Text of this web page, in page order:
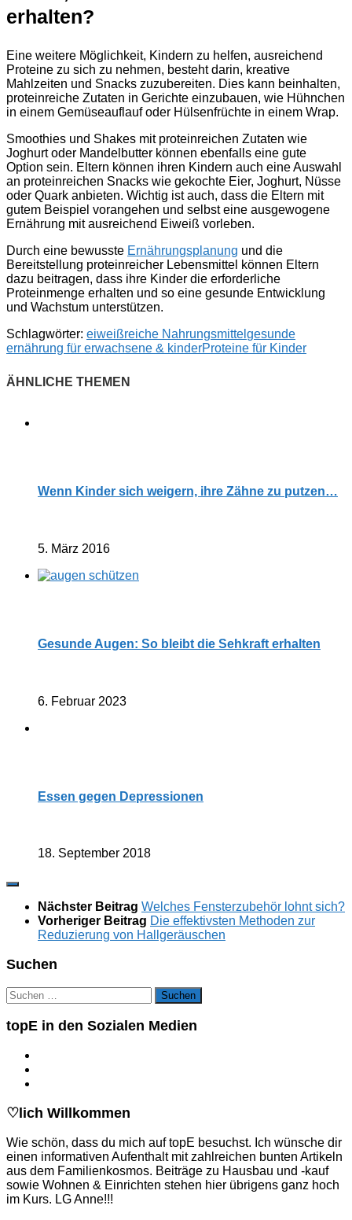
erhalten?
Eine weitere Möglichkeit, Kindern zu helfen, ausreichend
Proteine zu sich zu nehmen, besteht darin, kreative
Mahlzeiten und Snacks zuzubereiten. Dies kann beinhalten,
proteinreiche Zutaten in Gerichte einzubauen, wie Hühnchen
in einem Gemüseauflauf oder Hülsenfrüchte in einem Wrap.
Smoothies und Shakes mit proteinreichen Zutaten wie
Joghurt oder Mandelbutter können ebenfalls eine gute
Option sein. Eltern können ihren Kindern auch eine Auswahl
an proteinreichen Snacks wie gekochte Eier, Joghurt, Nüsse
oder Quark anbieten. Wichtig ist auch, dass die Eltern mit
gutem Beispiel vorangehen und selbst eine ausgewogene
Ernährung mit ausreichend Eiweiß vorleben.
Durch eine bewusste Ernährungsplanung und die
Bereitstellung proteinreicher Lebensmittel können Eltern
dazu beitragen, dass ihre Kinder die erforderliche
Proteinmenge erhalten und so eine gesunde Entwicklung
und Wachstum unterstützen.
Schlagwörter: eiweißreiche Nahrungsmittel gesunde
ernährung für erwachsene & kinderProteine für Kinder
Wenn Kinder sich weigern, ihre Zähne zu putzen…
5. März 2016
Gesunde Augen: So bleibt die Sehkraft erhalten
6. Februar 2023
Essen gegen Depressionen
18. September 2018
Nächster Beitrag Welches Fensterzubehör lohnt sich?
Vorheriger Beitrag Die effektivsten Methoden zur
Reduzierung von Hallgeräuschen
Suchen
Suchen
nach:
topE in den Sozialen Medien
♡lich Willkommen
Wie schön, dass du mich auf topE besuchst. Ich wünsche dir
einen informativen Aufenthalt mit zahlreichen bunten Artikeln
aus dem Familienkosmos. Beiträge zu Hausbau und -kauf
sowie Wohnen & Einrichten stehen hier übrigens ganz hoch
im Kurs. LG Anne!!!